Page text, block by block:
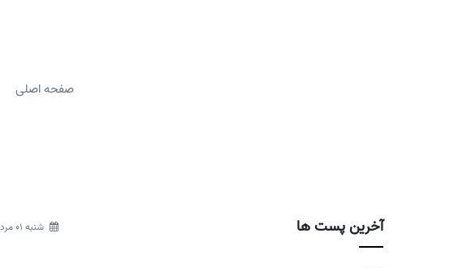
صفحه اصلی
آخرین پست ها شنبه 01 مرداد 1401